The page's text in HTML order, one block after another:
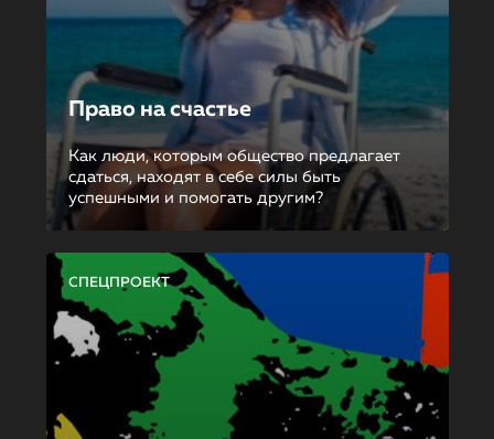
Право на счастье
Как люди, которым общество предлагает
сдаться, находят в себе силы быть
успешными и помогать другим?
СПЕЦПРОЕКТ